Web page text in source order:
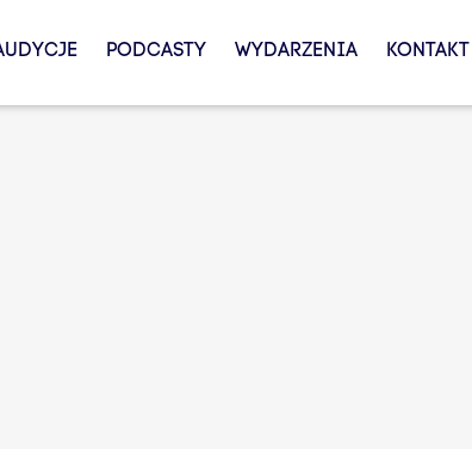
PODCASTY WYDARZENIA KONTAKT